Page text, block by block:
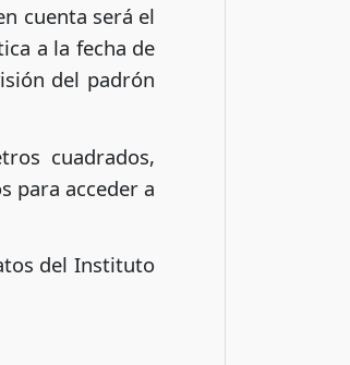
cuenta será el
a la fecha de
del padrón
cuadrados,
para acceder a
del Instituto